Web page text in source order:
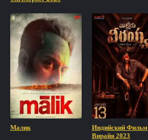
Малик
Индийский Фильм
Вирайя 2023